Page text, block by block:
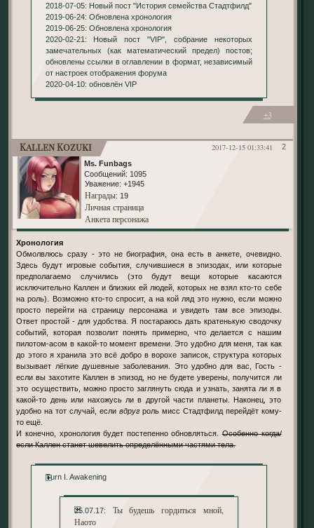
2018-07-05: Новый пост "История семейства Стадтфилд"
2019-06-24: Обновлена хронология
2019-06-25: Обновлена хронология
2020-02-21: Новый пост "VIP", собрание некоторых
замечательных (как математический предел) постов;
обновлены ссылки в оглавлении в формат, независимый
от настроек отображения форума
2020-04-10: обновлён VIP
+3
2
2017-12-15 01:33:41
Kallen Kozuki
Ms. Funbags
Сообщений: 1095
Уважение: +1945
Награды: 19
Личная страница
Анкета персонажа
Хронология
Обмолвлюсь сразу - это не биография, она есть в анкете, очевидно.
Здесь будут игровые события, случившиеся в эпизодах, или которые
предполагаемо случились (это будут вещи которые касаются
исключительно Каллен и близких ей людей, которых не взял кто-то себе
на роль). Возможно кто-то спросит, а на кой ляд это нужно, если можно
просто перейти на страницу персонажа и увидеть там все эпизоды.
Ответ простой - для удобства. Я постараюсь дать кратенькую сводочку
событий, которая позволит понять примерно, что делается с нашим
пилотом-асом в какой-то момент времени. Это удобно для меня, так как
до этого я хранила это всё добро в ворохе записок, структура которых
вызывает лёгкие душевные заболевания. Это удобно для вас, Гость -
если вы захотите Каллен в эпизод, но не будете уверены, получится ли
это осуществить, можно просто заглянуть сюда и узнать, занята ли я в
какой-то день или нахожусь ли в другой части планеты. Наконец, это
удобно на тот случай, если вдругроль мисс Стадтфилд перейдёт кому-
то ещё.
И конечно, хронология будет постепенно обновляться. Особенно когда/
если Каллен станет шевелить определёнными частями тела.
Turn I. Awakening
25.07.17: Ты будешь гордиться мной,
Наото